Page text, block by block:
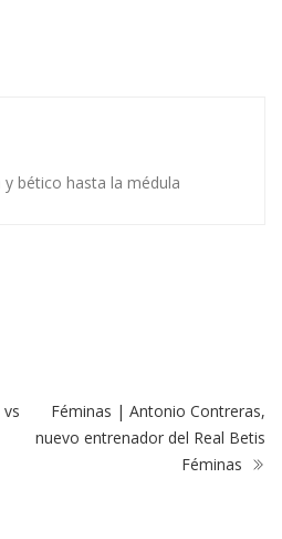
bético hasta la médula
Féminas | Antonio Contreras,
nuevo entrenador del Real Betis
Féminas